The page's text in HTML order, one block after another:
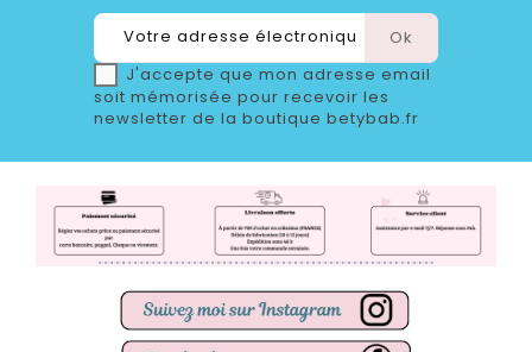
J'accepte que mon adresse email
soit mémorisée pour recevoir les
newsletter de la boutique betybab.fr